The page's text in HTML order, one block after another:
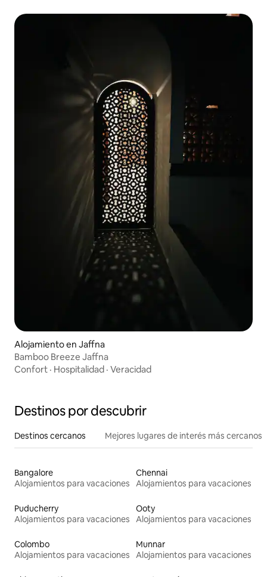
Alojamiento en Jaffna
Bamboo Breeze Jaffna
Confort · Hospitalidad · Veracidad
Destinos por descubrir
Destinos cercanos Mejores lugares de interés más cercanos
Bangalore
Alojamientos para vacaciones
Chennai
Alojamientos para vacaciones
Puducherry
Alojamientos para vacaciones
Ooty
Alojamientos para vacaciones
Colombo
Alojamientos para vacaciones
Munnar
Alojamientos para vacaciones